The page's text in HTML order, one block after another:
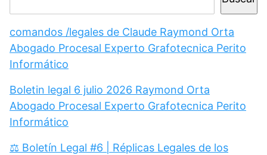
comandos /legales de Claude Raymond Orta
Abogado Procesal Experto Grafotecnica Perito
Informático
Boletin legal 6 julio 2026 Raymond Orta
Abogado Procesal Experto Grafotecnica Perito
Informático
⚖️ Boletín Legal #6 | Réplicas Legales de los